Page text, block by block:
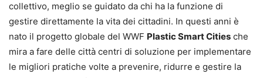
collettivo, meglio se guidato da chi ha la funzione di
gestire direttamente la vita dei cittadini. In questi anni è
nato il progetto globale del WWF Plastic Smart Cities che
mira a fare delle città centri di soluzione per implementare
le migliori pratiche volte a prevenire, ridurre e gestire la